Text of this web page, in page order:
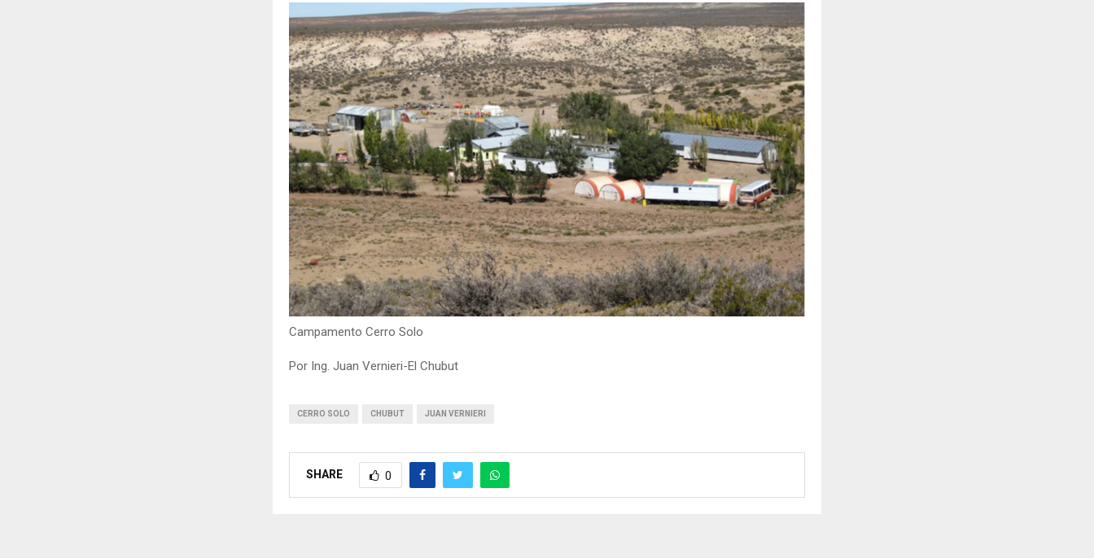
Campamento Cerro Solo
Por Ing. Juan Vernieri-El Chubut
CERRO SOLO CHUBUT JUAN VERNIERI
SHARE 0